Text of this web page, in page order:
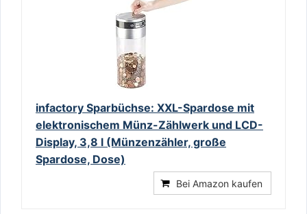
infactory Sparbüchse: XXL-Spardose mit
elektronischem Münz-Zählwerk und LCD-
Display, 3,8 l (Münzenzähler, große
Spardose, Dose)
Bei Amazon kaufen